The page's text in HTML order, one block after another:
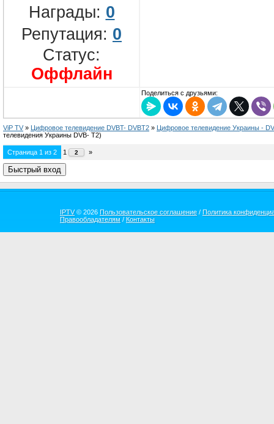
Награды: 0
Репутация: 0
Статус:
Оффлайн
Поделиться с друзьями:
ViP TV » Цифровое телевидение DVBT- DVBT2 »
Цифровое телевидение Украины -
телевидения Украины DVB- T2)
Страница 1 из 2 1 2 »
IPTV© 2026 Пользовательское соглашение / Политика
Правообладателям / Контакты